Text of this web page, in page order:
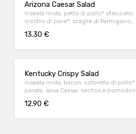
Arizona Caesar Salad
Insalata mista, petto di pollo* sfilacciato,
crostini di pane*, scaglie di Parmigiano
13.30 €
Kentucky Crispy Salad
Insalata mista, bacon, cotoletta di pollo*
panata, salsa Caesar, nachos e
12.90 €